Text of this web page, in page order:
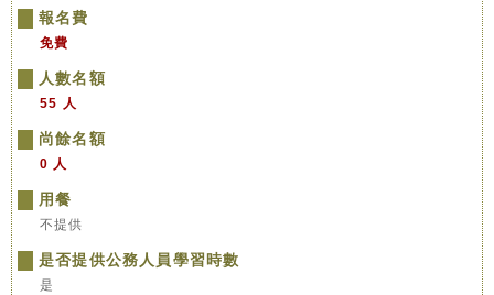
報名費
免費
人數名額
55 人
尚餘名額
0 人
用餐
不提供
是否提供公務人員學習時數
是